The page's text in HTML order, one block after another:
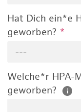
Hat Dich ein*e
geworben? *
---
Welche*r HPA-
geworben?